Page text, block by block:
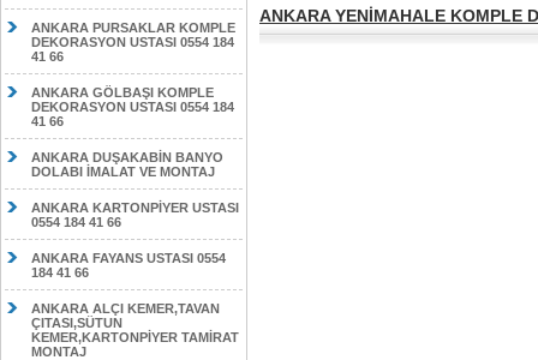
ANKARA PURSAKLAR KOMPLE
DEKORASYON USTASI 0554 184
41 66
ANKARA GÖLBAŞI KOMPLE
DEKORASYON USTASI 0554 184
41 66
ANKARA DUŞAKABİN BANYO
DOLABI İMALAT VE MONTAJ
ANKARA KARTONPİYER USTASI
0554 184 41 66
ANKARA FAYANS USTASI 0554
184 41 66
ANKARA ALÇI KEMER,TAVAN
ÇITASI,SÜTUN
KEMER,KARTONPİYER TAMİRAT
MONTAJ
ANKARA YENİMAHALE KOMPLE